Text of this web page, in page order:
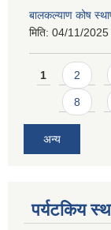
बालकल्याण कोष
मिति: 04/11/2025
Pages
1 2
8
अन्य
पर्यटकिय